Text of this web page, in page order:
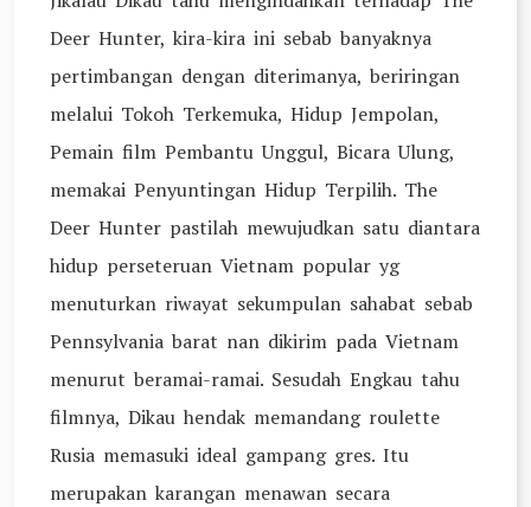
Deer Hunter, kira-kira ini sebab banyaknya
pertimbangan dengan diterimanya, beriringan
melalui Tokoh Terkemuka, Hidup Jempolan,
Pemain film Pembantu Unggul, Bicara Ulung,
memakai Penyuntingan Hidup Terpilih. The
Deer Hunter pastilah mewujudkan satu diantara
hidup perseteruan Vietnam popular yg
menuturkan riwayat sekumpulan sahabat sebab
Pennsylvania barat nan dikirim pada Vietnam
menurut beramai-ramai. Sesudah Engkau tahu
filmnya, Dikau hendak memandang roulette
Rusia memasuki ideal gampang gres. Itu
merupakan karangan menawan secara